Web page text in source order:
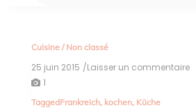
Cuisine/ Non classé
25 juin 2015 /Laisser un commentaireon
1
TaggedFrankreich, kochen, Küche